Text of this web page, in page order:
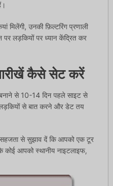
मिलेंगी, उनकी फ़िल्टरिंग प्रणाली
लड़कियों पर ध्यान केंद्रित कर
कैसे सेट करें
से 10-14 दिन पहले साइट से
से बात करने और डेट तय
से सुझाव दें कि आपको एक टूर
कोई आपको स्थानीय नाइटलाइफ,